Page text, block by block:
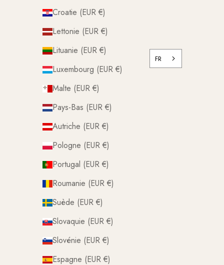
Croatie (EUR €)
Lettonie (EUR €)
Lituanie (EUR €)
Luxembourg (EUR €)
Malte (EUR €)
Pays-Bas (EUR €)
Autriche (EUR €)
Pologne (EUR €)
Portugal (EUR €)
Roumanie (EUR €)
Suède (EUR €)
Slovaquie (EUR €)
Slovénie (EUR €)
Espagne (EUR €)
FR